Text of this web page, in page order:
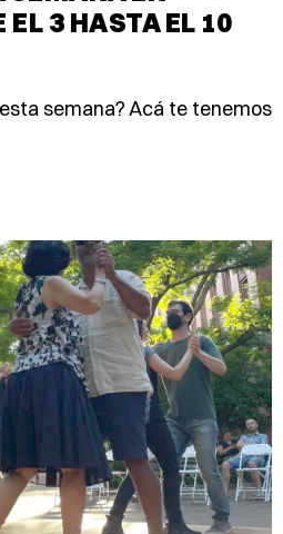
3 HASTA EL 10
semana? Acá te tenemos